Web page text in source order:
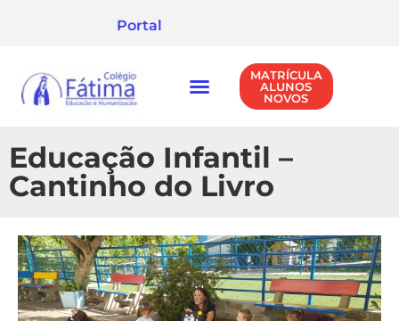
Portal
MATRÍCULA
ALUNOS
NOVOS
Educação Infantil –
Cantinho do Livro